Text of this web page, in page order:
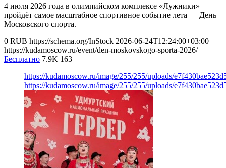
4 июля 2026 года в олимпийском комплексе «Лужники»
пройдёт самое масштабное спортивное событие лета — День
Московского спорта.
0 RUB https://schema.org/InStock 2026-06-24T12:24:00+03:00
https://kudamoscow.ru/event/den-moskovskogo-sporta-2026/
Бесплатно 7.9K 163
https://kudamoscow.ru/image/255/255/uploads/
https://kudamoscow.ru/image/255/255/uploads/